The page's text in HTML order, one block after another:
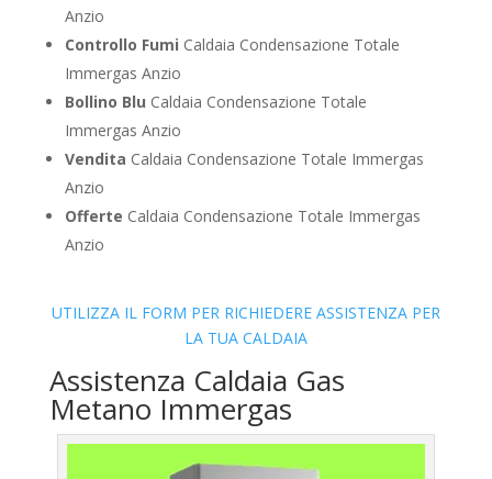
Anzio
Controllo Fumi Caldaia Condensazione Totale
Immergas Anzio
Bollino Blu Caldaia Condensazione Totale
Immergas Anzio
Vendita Caldaia Condensazione Totale Immergas
Anzio
Offerte Caldaia Condensazione Totale Immergas
Anzio
UTILIZZA IL FORM PER RICHIEDERE ASSISTENZA PER
LA TUA CALDAIA
Assistenza Caldaia Gas
Metano Immergas